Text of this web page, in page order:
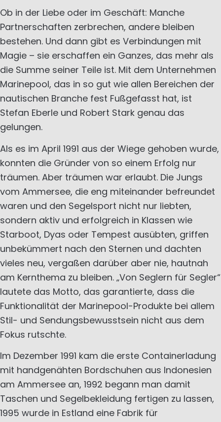
Ob in der Liebe oder im Geschäft: Manche
Partnerschaften zerbrechen, andere bleiben
bestehen. Und dann gibt es Verbindungen mit
Magie – sie erschaffen ein Ganzes, das mehr als
die Summe seiner Teile ist. Mit dem Unternehmen
Marinepool, das in so gut wie allen Bereichen der
nautischen Branche fest Fußgefasst hat, ist
Stefan Eberle und Robert Stark genau das
gelungen.
Als es im April 1991 aus der Wiege gehoben wurde,
konnten die Gründer von so einem Erfolg nur
träumen. Aber träumen war erlaubt. Die Jungs
vom Ammersee, die eng miteinander befreundet
waren und den Segelsport nicht nur liebten,
sondern aktiv und erfolgreich in Klassen wie
Starboot, Dyas oder Tempest ausübten, griffen
unbekümmert nach den Sternen und dachten
vieles neu, vergaßen darüber aber nie, hautnah
am Kernthema zu bleiben. „Von Seglern für Segler“
lautete das Motto, das garantierte, dass die
Funktionalität der Marinepool-Produkte bei allem
Stil- und Sendungsbewusstsein nicht aus dem
Fokus rutschte.
Im Dezember 1991 kam die erste Containerladung
mit handgenähten Bordschuhen aus Indonesien
am Ammersee an, 1992 begann man damit
Taschen und Segelbekleidung fertigen zu lassen,
1995 wurde in Estland eine Fabrik für